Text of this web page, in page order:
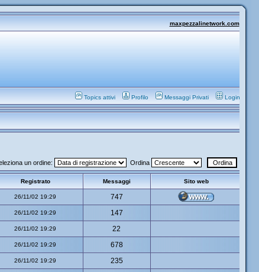
maxpezzalinetwork.com
Topics attivi Profilo Messaggi Privati Login
un ordine: Ordina
Registrato Messaggi Sito web
26/11/02 19:29
747
26/11/02 19:29
147
26/11/02 19:29
22
26/11/02 19:29
678
26/11/02 19:29
235